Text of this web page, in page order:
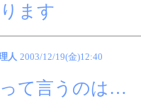
ます
人 2003/12/19(金)12:40
て言うのは…